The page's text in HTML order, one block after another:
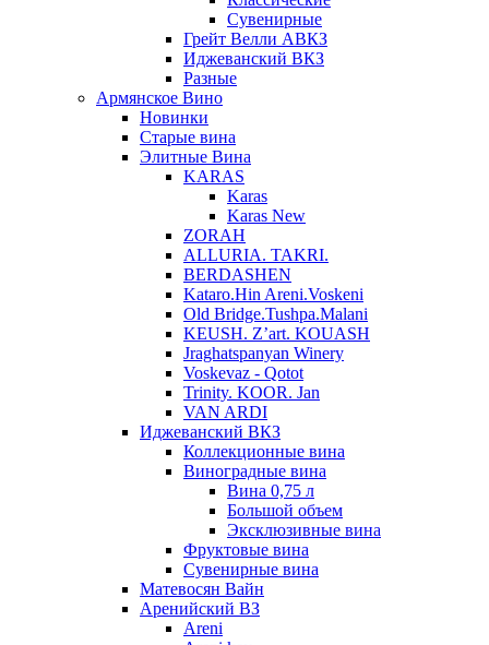
Сувенирные
Грейт Велли АВКЗ
Иджеванский ВКЗ
Разные
Армянское Вино
Новинки
Старые вина
Элитные Вина
KARAS
Karas
Karas New
ZORAH
ALLURIA. TAKRI.
BERDASHEN
Kataro.Hin Areni.Voskeni
Old Bridge.Tushpa.Malani
KEUSH. Z’art. KOUASH
Jraghatspanyan Winery
Voskevaz - Qotot
Trinity. KOOR. Jan
VAN ARDI
Иджеванский ВКЗ
Коллекционные вина
Виноградные вина
Вина 0,75 л
Большой объем
Эксклюзивные вина
Фруктовые вина
Cувенирные вина
Матевосян Вайн
Аренийский ВЗ
Areni